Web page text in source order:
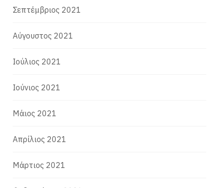
Σεπτέμβριος 2021
Αύγουστος 2021
Ιούλιος 2021
Ιούνιος 2021
Μάιος 2021
Απρίλιος 2021
Μάρτιος 2021